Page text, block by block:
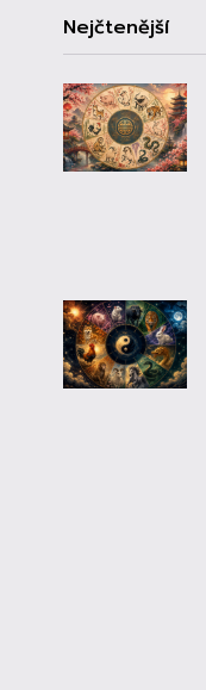
Nejčtenější